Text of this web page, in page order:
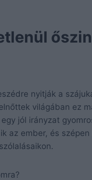
nyitják a
világában ez
jól irányzat
az ember, és